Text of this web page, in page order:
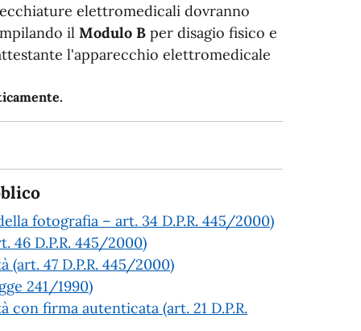
elettromedicali dovranno
ilModulo B per disagio fisico e
l'apparecchio elettromedicale
fotografia – art. 34 D.P.R. 445/2000)
46 D.P.R. 445/2000)
47 D.P.R. 445/2000)
241/1990)
firma autenticata (art. 21 D.P.R.